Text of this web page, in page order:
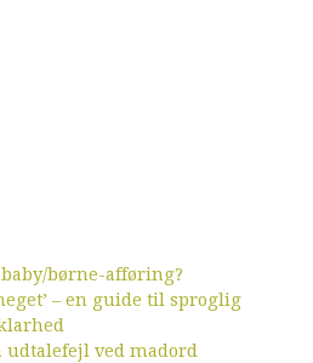
børne-afføring?
– en guide til sproglig
udtalefejl ved madord